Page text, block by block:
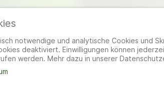
notwendige und analytische Cookies und
deaktiviert. Einwilligungen können
werden. Mehr dazu in unserer